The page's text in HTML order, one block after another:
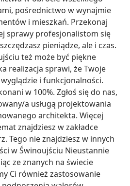
pośrednictwo w wynajmie
i mieszkań. Przekonaj
sprawy profesjonalistom się
pieniądze, ale i czas.
też może być piękne
realizacja sprawi, że Twoje
i funkcjonalności.
w 100%. Zgłoś się do nas,
a usługą projektowania
architekta. Więcej
znajdziesz w zakładce
Tego nie znajdziesz w innych
w Świnoujściu Nieustannie
ze znanych na świecie
Ci również zastosowanie